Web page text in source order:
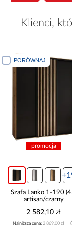
Klienci,
PORÓWNAJ
promocja
Szafa Lanko 1-190
artisan/czarny
2 582,10 zł
Najniższa cena:2 869,00 zł